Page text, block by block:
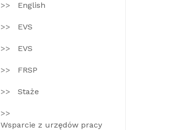
English
EVS
EVS
FRSP
Staże
Wsparcie z urzędów pracy